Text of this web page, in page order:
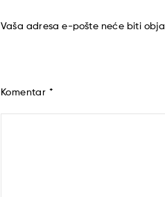
Vaša adresa e-pošte neće biti
Komentar *